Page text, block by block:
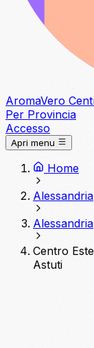
AromaVero
Per Provincia
Accesso
Apri menu
Home
Alessandria
Alessandria
Centro
Astuti